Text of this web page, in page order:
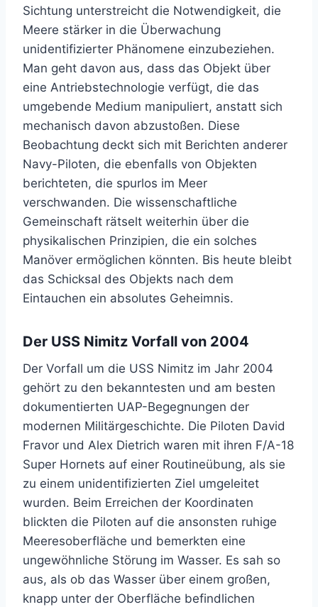
Sichtung unterstreicht die Notwendigkeit, die
Meere stärker in die Überwachung
unidentifizierter Phänomene einzubeziehen.
Man geht davon aus, dass das Objekt über
eine Antriebstechnologie verfügt, die das
umgebende Medium manipuliert, anstatt sich
mechanisch davon abzustoßen. Diese
Beobachtung deckt sich mit Berichten anderer
Navy-Piloten, die ebenfalls von Objekten
berichteten, die spurlos im Meer
verschwanden. Die wissenschaftliche
Gemeinschaft rätselt weiterhin über die
physikalischen Prinzipien, die ein solches
Manöver ermöglichen könnten. Bis heute bleibt
das Schicksal des Objekts nach dem
Eintauchen ein absolutes Geheimnis.
Der USS Nimitz Vorfall von 2004
Der Vorfall um die USS Nimitz im Jahr 2004
gehört zu den bekanntesten und am besten
dokumentierten UAP-Begegnungen der
modernen Militärgeschichte. Die Piloten David
Fravor und Alex Dietrich waren mit ihren F/A-18
Super Hornets auf einer Routineübung, als sie
zu einem unidentifizierten Ziel umgeleitet
wurden. Beim Erreichen der Koordinaten
blickten die Piloten auf die ansonsten ruhige
Meeresoberfläche und bemerkten eine
ungewöhnliche Störung im Wasser. Es sah so
aus, als ob das Wasser über einem großen,
knapp unter der Oberfläche befindlichen